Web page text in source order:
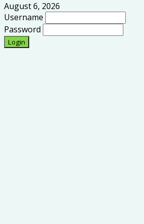
August 6, 2026
Username
Password